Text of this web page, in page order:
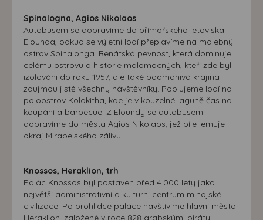
Spinalogna, Agios Nikolaos
Autobusem se dopravíme do přímořského letoviska
Elounda, odkud se výletní lodí přeplavíme na malebný
ostrov Spinalonga. Benátská pevnost, která dominuje
celému ostrovu a historie malomocných, kteří zde byli
izolováni do roku 1957, ale také podmanivá krajina
zaujmou jistě všechny návštěvníky. Poplujeme lodí na
poloostrov Kolokitha, kde je v kouzelné laguně čas na
koupání a barbecue. Z Eloundy se autobusem
dopravíme do města Agios Nikolaos, jež bíle lemuje
okraj Mirabelského zálivu.
Knossos, Heraklion, trh
Palác Knossos byl postaven před 4.000 lety jako
největší administrativní a kulturní centrum minojské
civilizace. Po prohlídce paláce navštívíme hlavní město
Heraklion, založené v roce 828 arabskými piráty.